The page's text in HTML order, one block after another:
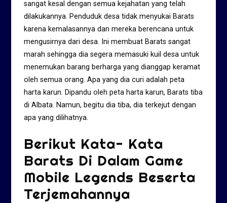
sangat kesal dengan semua kejahatan yang telah
dilakukannya. Penduduk desa tidak menyukai Barats
karena kemalasannya dan mereka berencana untuk
mengusirnya dari desa. Ini membuat Barats sangat
marah sehingga dia segera memasuki kuil desa untuk
menemukan barang berharga yang dianggap keramat
oleh semua orang. Apa yang dia curi adalah peta
harta karun. Dipandu oleh peta harta karun, Barats tiba
di Albata. Namun, begitu dia tiba, dia terkejut dengan
apa yang dilihatnya.
Berikut Kata- Kata
Barats Di Dalam Game
Mobile Legends Beserta
Terjemahannya